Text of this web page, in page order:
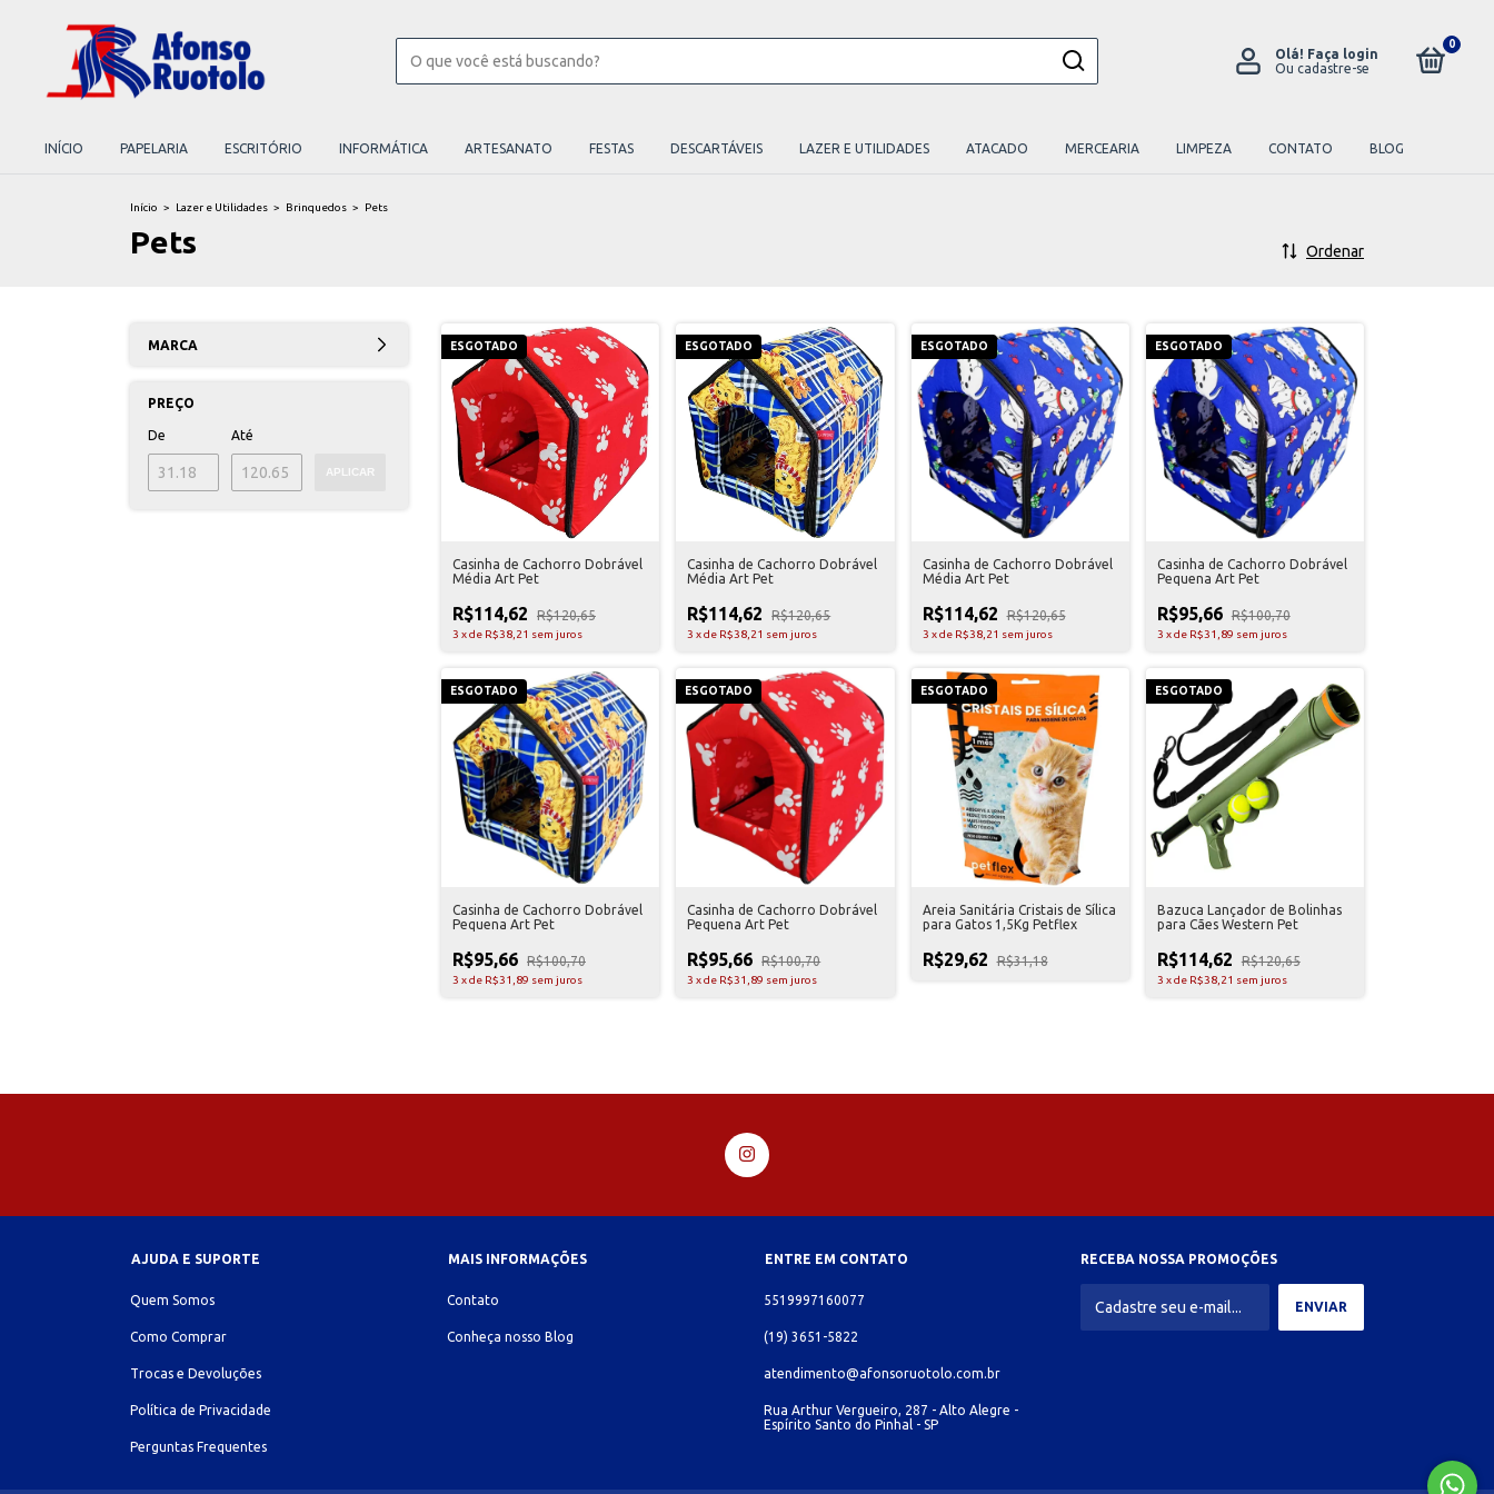
Olá! Faça login
Ou cadastre-se
0
INÍCIO PAPELARIA ESCRITÓRIO INFORMÁTICA ARTESANATO FESTAS DESCARTÁVEIS LAZER E UTILIDADES ATACADO MERCEARIA LIMPEZA CONTATO BLOG
Início > Lazer e Utilidades > Brinquedos > Pets
Pets Ordenar
MARCA
PREÇO
De Até
APLICAR
ESGOTADO
Casinha de Cachorro Dobrável
Média Art Pet
R$114,62 R$120,65
3 xde R$38,21 sem juros
ESGOTADO
Casinha de Cachorro Dobrável
Média Art Pet
R$114,62 R$120,65
3 xde R$38,21 sem juros
ESGOTADO
Casinha de Cachorro Dobrável
Média Art Pet
R$114,62 R$120,65
3 xde R$38,21 sem juros
ESGOTADO
Casinha de Cachorro Dobrável
Pequena Art Pet
R$95,66 R$100,70
3 xde R$31,89 sem juros
ESGOTADO
Casinha de Cachorro Dobrável
Pequena Art Pet
R$95,66 R$100,70
3 xde R$31,89 sem juros
ESGOTADO
Casinha de Cachorro Dobrável
Pequena Art Pet
R$95,66 R$100,70
3 xde R$31,89 sem juros
ESGOTADO
Areia Sanitária Cristais de Sílica
para Gatos 1,5Kg Petflex
R$29,62 R$31,18
ESGOTADO
Bazuca Lançador de Bolinhas
para Cães Western Pet
R$114,62 R$120,65
3 xde R$38,21 sem juros
AJUDA E SUPORTE
Quem Somos
Como Comprar
Trocas e Devoluções
Política de Privacidade
Perguntas Frequentes
MAIS INFORMAÇÕES
Contato
Conheça nosso Blog
ENTRE EM CONTATO
5519997160077
(19) 3651-5822
atendimento@afonsoruotolo.com.br
Rua Arthur Vergueiro, 287 - Alto Alegre -
Espírito Santo do Pinhal - SP
RECEBA NOSSA PROMOÇÕES